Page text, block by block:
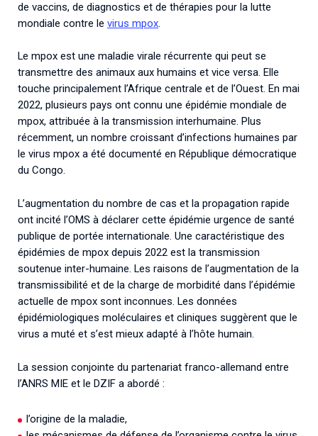
de vaccins, de diagnostics et de thérapies pour la lutte
mondiale contre le virus mpox
Le mpox est une maladie virale récurrente qui peut se
transmettre des animaux aux humains et vice versa. Elle
touche principalement l’Afrique centrale et de l’Ouest. En mai
2022, plusieurs pays ont connu une épidémie mondiale de
mpox, attribuée à la transmission interhumaine. Plus
récemment, un nombre croissant d’infections humaines par
le virus mpox a été documenté en République démocratique
du Congo.
L’augmentation du nombre de cas et la propagation rapide
ont incité l’OMS à déclarer cette épidémie urgence de santé
publique de portée internationale. Une caractéristique des
épidémies de mpox depuis 2022 est la transmission
soutenue inter-humaine. Les raisons de l’augmentation de la
transmissibilité et de la charge de morbidité dans l’épidémie
actuelle de mpox sont inconnues. Les données
épidémiologiques moléculaires et cliniques suggèrent que le
virus a muté et s’est mieux adapté à l’hôte humain.
La session conjointe du partenariat franco-allemand entre
l’ANRS MIE et le DZIF a abordé :
l’origine de la maladie,